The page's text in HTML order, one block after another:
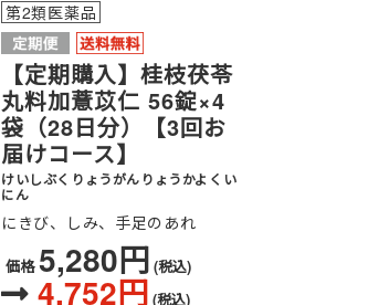
【定期購入】桂枝茯苓
丸料加薏苡仁 56錠×4
袋（28日分）【3回お
届けコース】
けいしぶくりょうがんりょうかよくい
にん
第2類医薬品
にきび、しみ、手足のあれ
価格 5,280円 (税込)
4,752円 (税込)